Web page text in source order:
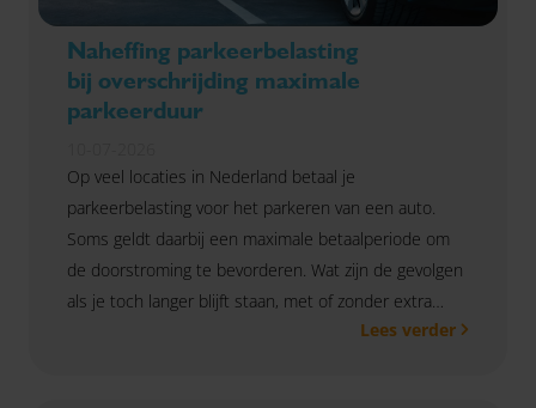
Naheffing parkeerbelasting
bij overschrijding maximale
parkeerduur
Op veel locaties in Nederland betaal je
parkeerbelasting voor het parkeren van een auto.
Soms geldt daarbij een maximale betaalperiode om
de doorstroming te bevorderen. Wat zijn de gevolgen
als je toch langer blijft staan, met of zonder extra
Lees verder